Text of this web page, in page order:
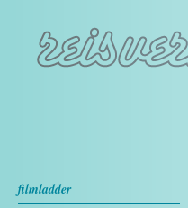
filmladder